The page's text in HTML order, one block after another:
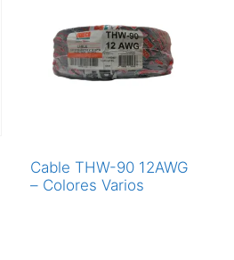
Cable THW-90 12AWG
– Colores Varios